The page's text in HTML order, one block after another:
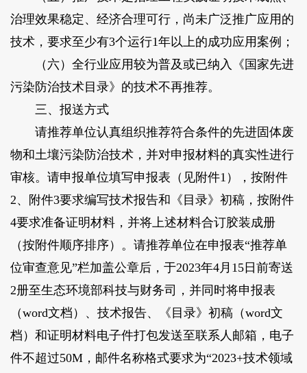
治理效果稳定、经济合理可行，尚未广泛推广应用的
技术，要求至少有3个运行1年以上的成功应用案例；
（六）全行业应用较为普及或已纳入《国家先进
污染防治技术目录》的技术不再推荐。
三、报送方式
请推荐单位认真组织推荐符合条件的先进固体废
物和土壤污染防治技术，并对申报材料的真实性进行
审核。请申报单位填写申报表（见附件1），按附件
2、附件3要求编写技术报告和《目录》初稿，按附件
4要求准备证明材料，并将上述材料合订胶装成册
（按附件顺序排序）。请推荐单位在申报表“推荐单
位审查意见”栏加盖公章后，于2023年4月15日前寄送
2册至生态环境部科技与财务司，并同时将申报表
（word文档）、技术报告、《目录》初稿（word文
档）和证明材料电子件打包发送至联系人邮箱，电子
件不超过50M，邮件名称格式要求为“2023+技术领域